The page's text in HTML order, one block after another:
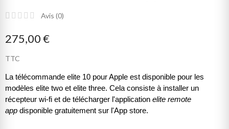
Avis (0)
275,00 €
TTC
La télécommande elite 10 pour Apple est disponible pour les
modèles elite two et elite three. Cela consiste à installer un
récepteur wi-fi et de télécharger l'application elite remote
app disponible gratuitement sur l'App store.